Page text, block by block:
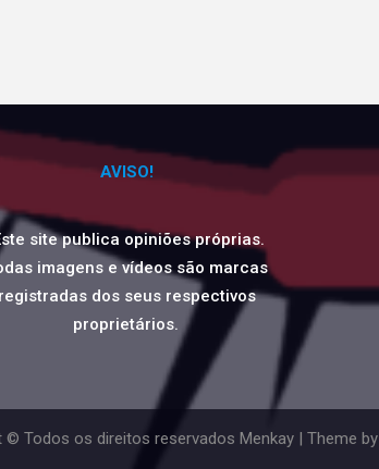
AVISO!
site publica opiniões próprias.
imagens e vídeos são marcas
registradas dos seus respectivos
proprietários.
© Todos os direitos reservados Menkay | Theme by